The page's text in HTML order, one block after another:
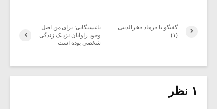
باغسنگانی: برای من اصل
وجود راوایان نزدیک زندگی
شخصی بوده است
گفتگو با فرهاد فخرالدینی
(۱)
۱ نظر